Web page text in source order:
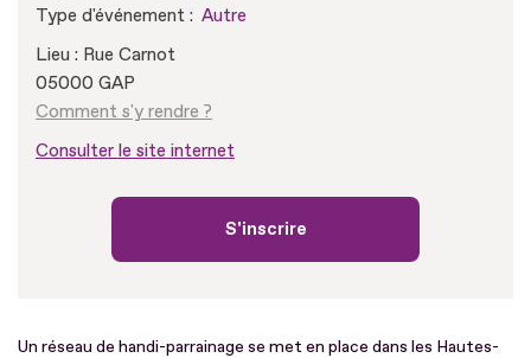
Type d'événement : Autre
Lieu : Rue Carnot
05000 GAP
Comment s'y rendre ?
Consulter le site internet
S'inscrire
Un réseau de handi-parrainage se met en place dans les Hautes-